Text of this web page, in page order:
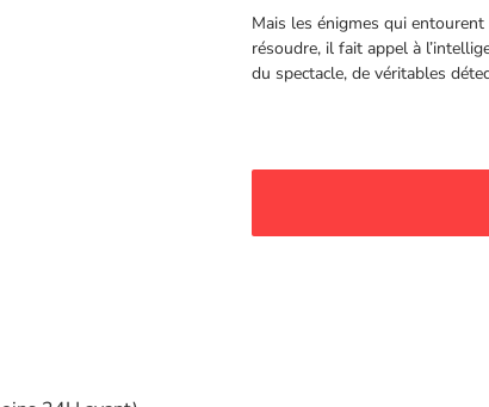
Mais les énigmes qui
résoudre, il fait appel à
du spectacle, de véritables